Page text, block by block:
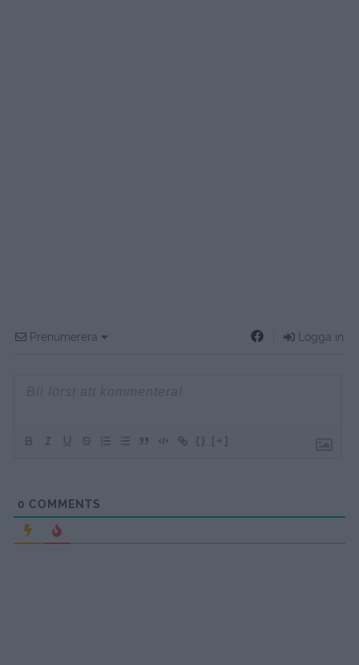
Prenumerera Logga in
{} [+]
0 COMMENTS